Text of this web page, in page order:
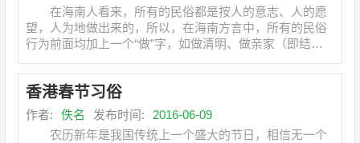
在海南人看来，所有的民俗都是按人的意志、人的愿
望，人为地做出来的，所以，在海南方言中，所有的民俗
行为前面均加上一个“做”字，如做清明、做亲家（即结
香港春节习俗
作者: 佚名 发布时间:
2016-06-09
农历新年是我国传统上一个盛大的节日，相信无一个